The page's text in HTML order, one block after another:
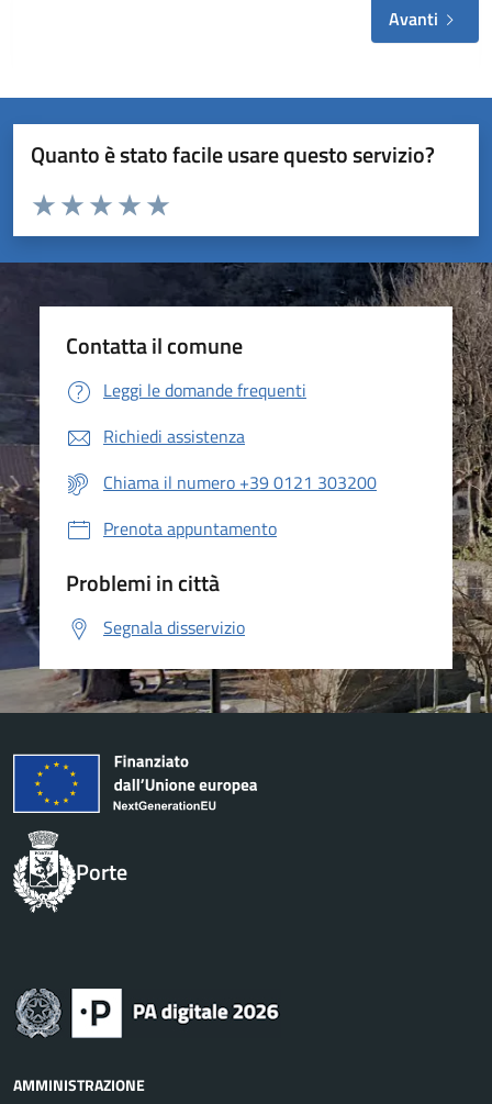
Avanti
Quanto è stato facile usare questo servizio?
Valuta da 1 a 5 stelle la pagina
Valuta 5 stelle su 5
Valuta 4 stelle su 5
Valuta 3 stelle su 5
Valuta 2 stelle su 5
Valuta 1 stelle su 5
Contatta il comune
Leggi le domande frequenti
Richiedi assistenza
Chiama il numero +39 0121 303200
Prenota appuntamento
Problemi in città
Segnala disservizio
Porte
AMMINISTRAZIONE